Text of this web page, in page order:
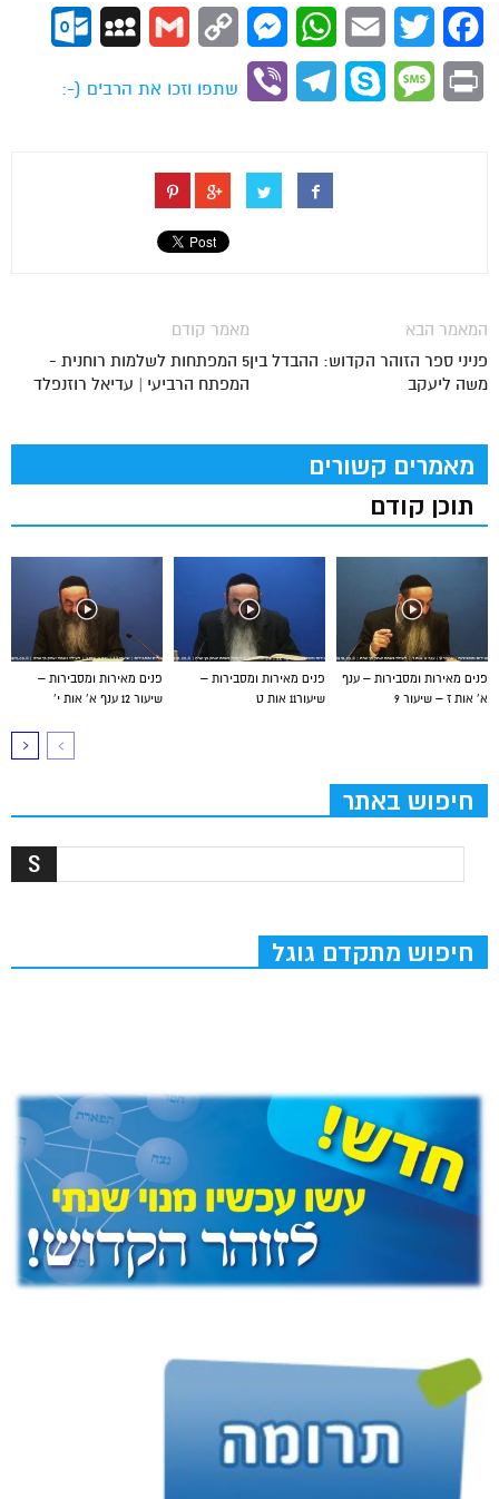
Facebook
Twitter
Email
WhatsApp
Messenger
Copy
Gmail
MySpace
Print
Message
Skype
Telegram
Viber
שתפו וזכו את הרבים (-:
מאמר קודם
5 המפתחות לשלמות רוחנית -
המפתח הרביעי | עדיאל רוזנפלד
המאמר הבא
פניני ספר הזוהר הקדוש: ההבדל בין
משה ליעקב
מאמרים קשורים
תוכן קודם
פנים מאירות ומסבירות –
שיעור 12 ענף א’ אות י’
פנים מאירות ומסבירות –
שיעור11 אות ט
פנים מאירות ומסבירות – ענף
א’ אות ז – שיעור 9
חיפוש באתר
חיפוש מתקדם גוגל